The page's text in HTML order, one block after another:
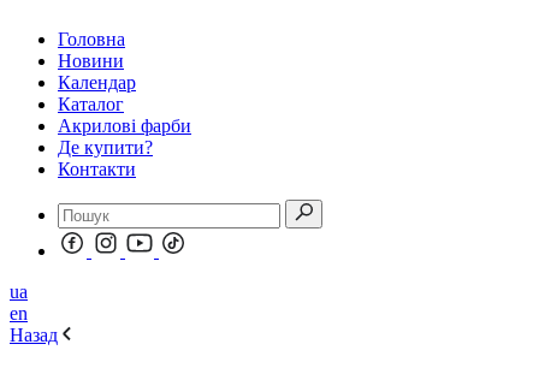
Головна
Новини
Календар
Каталог
Акрилові фарби
Де купити?
Контакти
ua
en
Назад